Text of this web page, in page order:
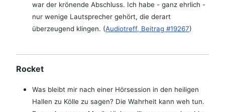
war der krönende Abschluss. Ich habe - ganz ehrlich -
nur wenige Lautsprecher gehört, die derart
überzeugend klingen. (Audiotreff, Beitrag #19267)
Rocket
Was bleibt mir nach einer Hörsession in den heiligen
Hallen zu Kölle zu sagen? Die Wahrheit kann weh tun.